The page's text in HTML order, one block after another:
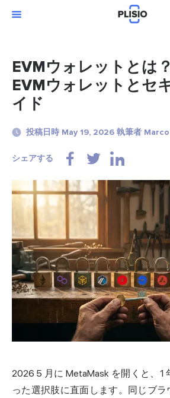
EVMウォレットとは
EVMウォレットとセ
イド
投稿日時 May 19, 2026 執筆者
シェアする
2026 5 月に MetaMask を開くと、1
った選択肢に直面します。同じブ